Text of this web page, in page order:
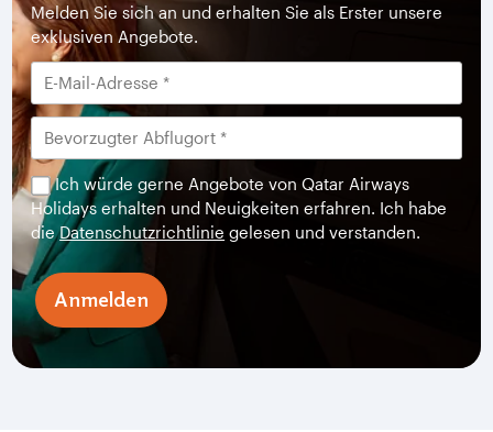
Melden Sie sich an und erhalten Sie als Erster unsere
exklusiven Angebote.
Ich würde gerne Angebote von Qatar Airways
Holidays erhalten und Neuigkeiten erfahren. Ich habe
dieDatenschutzrichtlinie gelesen und verstanden.
Anmelden